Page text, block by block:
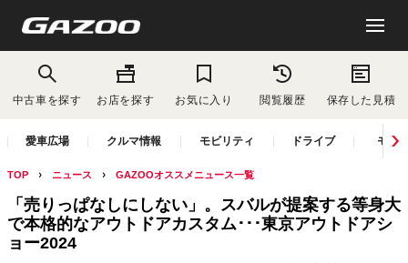
中古車を探す お店を探す お気に入り 閲覧履歴 保存した見積
愛車広場 クルマ情報 モビリティ ドライブ モー
TOP ニュース GAZOOオススメニュース一覧
「売りっぱなしにしない」。スバルが提案する等身大
で本格的なアウトドアカスタム･･･東京アウトドアシ
ョー2024